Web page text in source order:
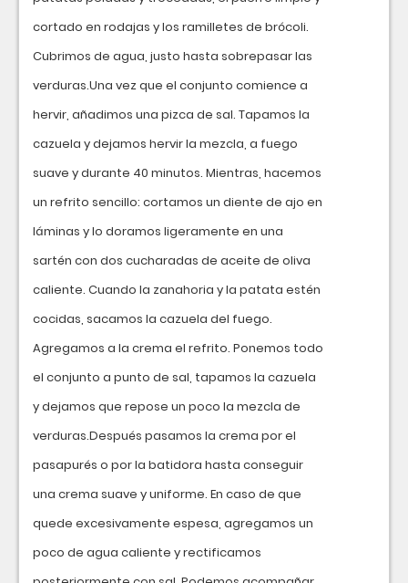
cortado en rodajas y los ramilletes de brócoli.
Cubrimos de agua, justo hasta sobrepasar las
verduras.Una vez que el conjunto comience a
hervir, añadimos una pizca de sal. Tapamos la
cazuela y dejamos hervir la mezcla, a fuego
suave y durante 40 minutos. Mientras, hacemos
un refrito sencillo: cortamos un diente de ajo en
láminas y lo doramos ligeramente en una
sartén con dos cucharadas de aceite de oliva
caliente. Cuando la zanahoria y la patata estén
cocidas, sacamos la cazuela del fuego.
Agregamos a la crema el refrito. Ponemos todo
el conjunto a punto de sal, tapamos la cazuela
y dejamos que repose un poco la mezcla de
verduras.Después pasamos la crema por el
pasapurés o por la batidora hasta conseguir
una crema suave y uniforme. En caso de que
quede excesivamente espesa, agregamos un
poco de agua caliente y rectificamos